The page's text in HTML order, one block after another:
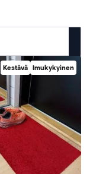
Kestävä Imukykyinen